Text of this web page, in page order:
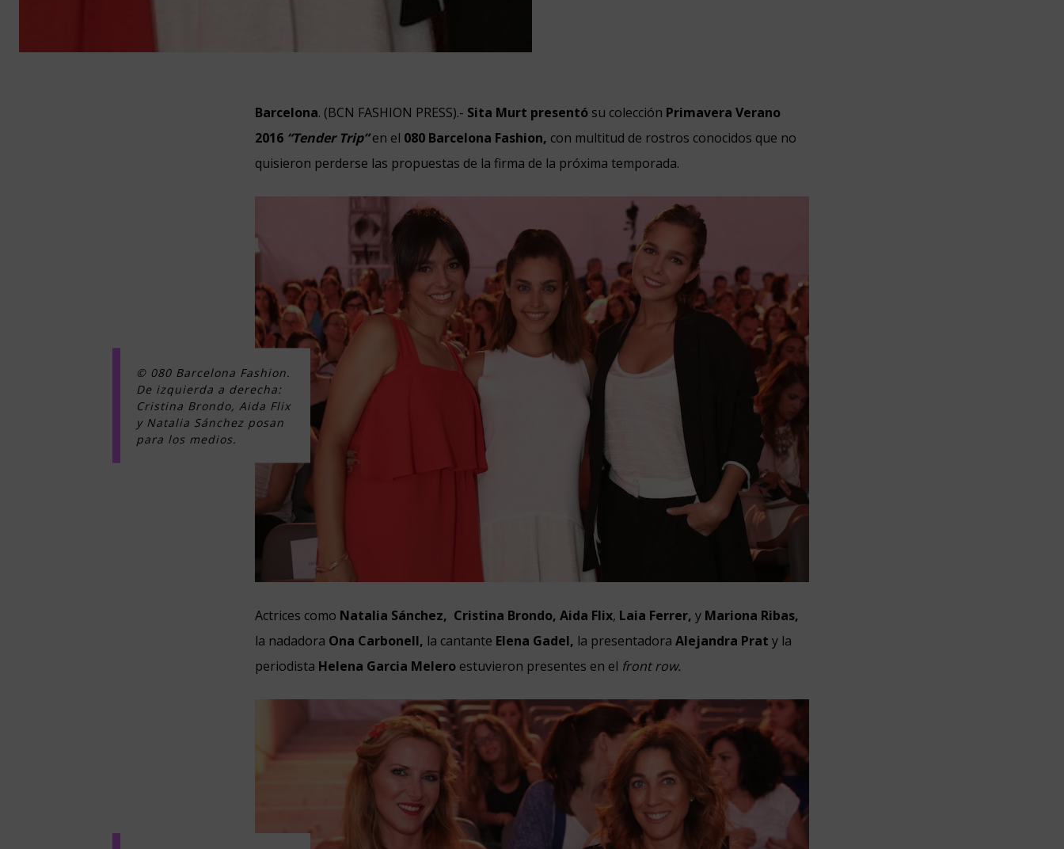
Barcelona. (BCN FASHION PRESS).- Sita Murt presentó su colección Primavera Verano
2016 “Tender Trip”en el 080 Barcelona Fashion, con multitud de rostros conocidos que no
quisieron perderse las propuestas de la firma de la próxima temporada.
© 080 Barcelona Fashion.
De izquierda a derecha:
Cristina Brondo, Aida Flix
y Natalia Sánchez posan
para los medios.
Actrices como Natalia Sánchez, Cristina Brondo, Aida Flix, Laia Ferrer,y Mariona Ribas,
la nadadora Ona Carbonell, la cantante Elena Gadel, la presentadora Alejandra Praty la
periodista Helena Garcia Melero estuvieron presentes en el front row.